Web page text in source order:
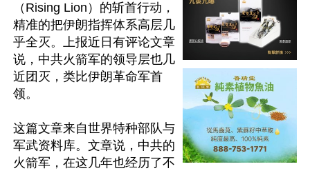
（Rising Lion）的斩首行动，
精准的把伊朗指挥体系高层几
乎全灭。上报近日有评论文章
说，中共火箭军的领导层也几
近团灭，类比伊朗革命军首
领。
这篇文章来自世界特种部队与
军武资料库。文章说，中共的
火箭军，在这几年也经历了不